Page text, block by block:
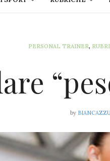
PERSONAL TRAINER,
by